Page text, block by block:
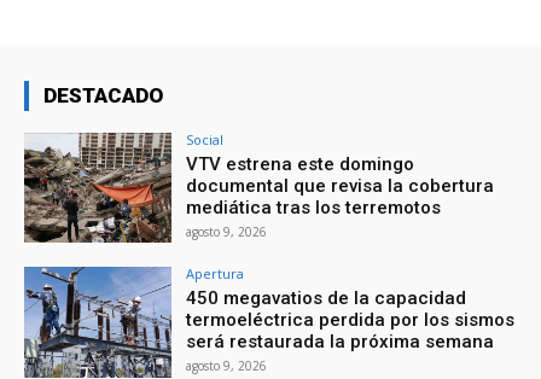
DESTACADO
Social
VTV estrena este domingo
documental que revisa la cobertura
mediática tras los terremotos
agosto 9, 2026
Apertura
450 megavatios de la capacidad
termoeléctrica perdida por los sismos
será restaurada la próxima semana
agosto 9, 2026